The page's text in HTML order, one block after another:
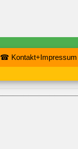
☎ Kontakt+Impressum